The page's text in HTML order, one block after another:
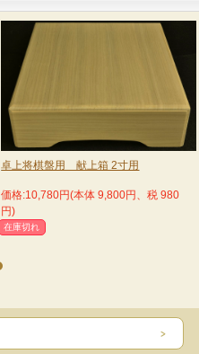
卓上将棋盤用 献上箱 2寸用
価格:10,780円(本体 9,800円、税 980
円)
在庫切れ